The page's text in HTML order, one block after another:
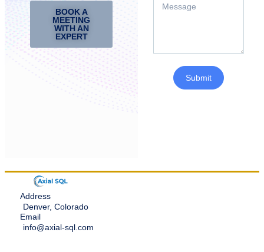
BOOK A
MEETING
WITH AN
EXPERT
Submit
Address
Denver, Colorado
Email
info@axial-sql.com